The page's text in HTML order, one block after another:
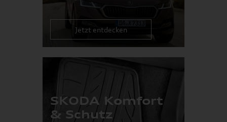
Jetzt entdecken
SKODA Komfort
& Schutz